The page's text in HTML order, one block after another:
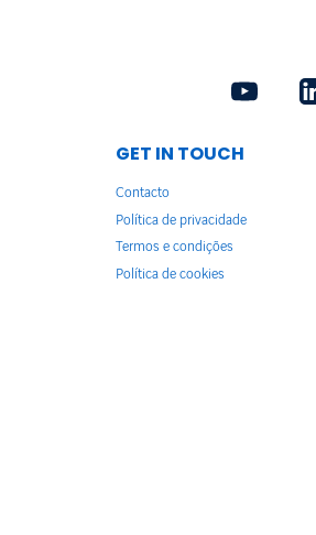
GET IN TOUCH
Contacto
Política de privacidade
Termos e condições
Política de cookies